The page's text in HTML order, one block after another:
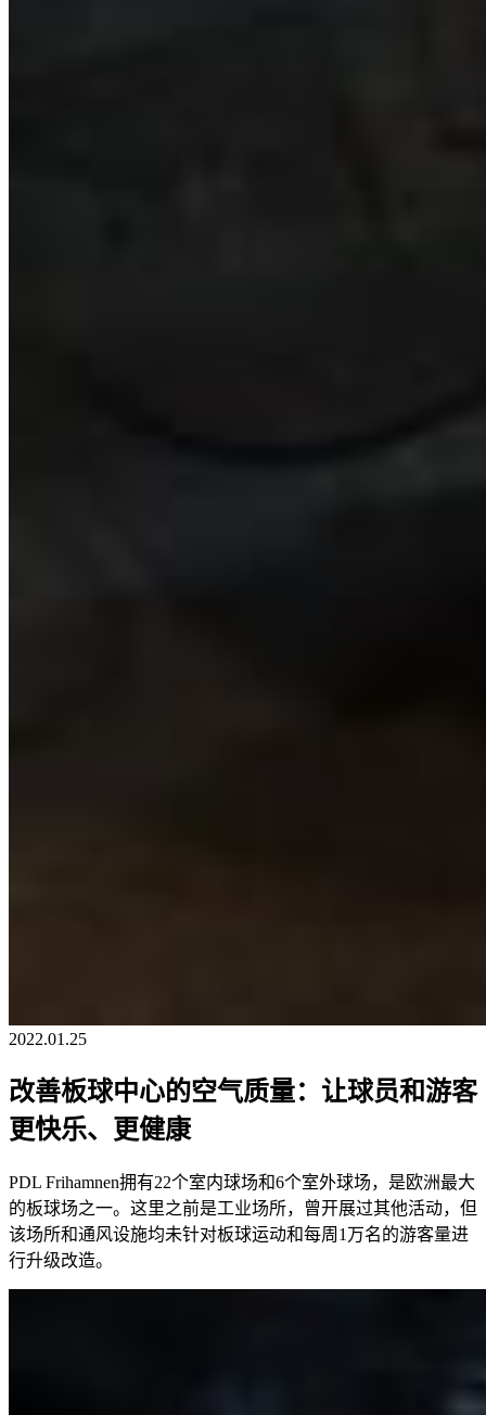
2022.01.25
改善板球中心的空气质量：让球员和游客
更快乐、更健康
PDL Frihamnen拥有22个室内球场和6个室外球场，是欧洲最大
的板球场之一。这里之前是工业场所，曾开展过其他活动，但
该场所和通风设施均未针对板球运动和每周1万名的游客量进
行升级改造。